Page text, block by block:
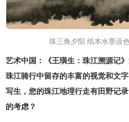
珠三角夕阳 纸本水墨设
艺术中国：《王璜生：珠江溯源记
珠江骑行中留存的丰富的视觉和文
写生，您的珠江地理行走有田野记
的考虑？